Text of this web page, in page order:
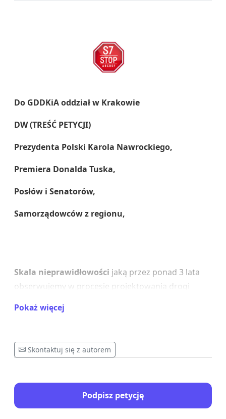
Do GDDKiA oddział w Krakowie
DW (TREŚĆ PETYCJI)
Prezydenta Polski Karola Nawrockiego,
Premiera Donalda Tuska,
Posłów i Senatorów,
Samorządowców z regionu,
Skala nieprawidłowości jaką przez ponad 3 lata
obserwujemy w procesie projektowania drogi
efektów, które będzie odczuwać większość
Mamy tego dość!
niemerytorycznych warunków, który jest skrywany
w procesie uzgodnień z wykonawcą, o czym
Pokaż więcej
Skontaktuj się z autorem
Podpisz petycję